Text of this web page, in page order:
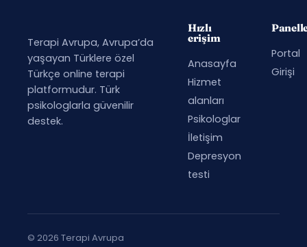
Terapi Avrupa, Avrupa’da
yaşayan Türklere özel
Türkçe online terapi
platformudur. Türk
psikologlarla güvenilir
destek.
Hızlı
erişim
Anasayfa
Hizmet
alanları
Psikologlar
İletişim
Depresyon
testi
Portal
Girişi
© 2026 Terapi Avrupa